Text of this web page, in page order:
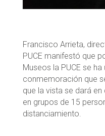
Francisco Arrieta,
PUCE manifestó que
Museos la PUCE se
conmemoración que
que la vista se dará
en grupos de 15
distanciamiento.